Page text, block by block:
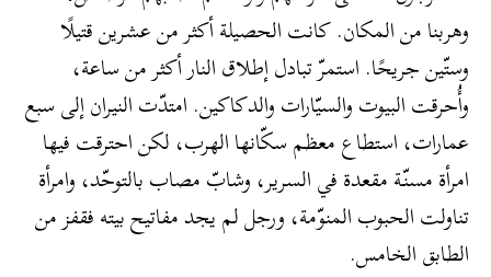
وهربنا من المكان. كانت الحصيلة أكثر من عشرين قتيلًا
وستّين جريحًا. استمرّ تبادل إطلاق النار أكثر من ساعة،
وأُحرقت البيوت والسيّارات والدكاكين. امتدّت النيران إلى سبع
عمارات، استطاع معظم سكّانها الهرب، لكن احترقت فيها
امرأة مسنّة مقعدة في السرير، وشابّ مصاب بالتوحّد، وامرأة
تناولت الحبوب المنوّمة، ورجل لم يجد مفاتيح بيته فقفز من
الطابق الخامس.